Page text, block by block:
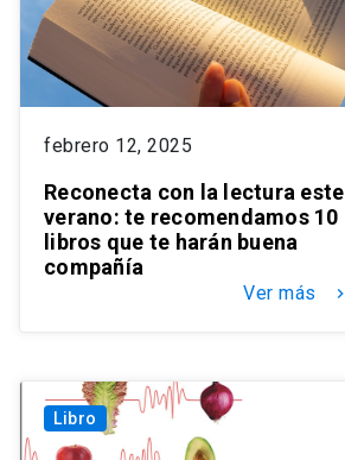
febrero 12, 2025
Reconecta con la lectura este
verano: te recomendamos 10
libros que te harán buena
compañía
Ver más keyboard_arrow_right
Libro